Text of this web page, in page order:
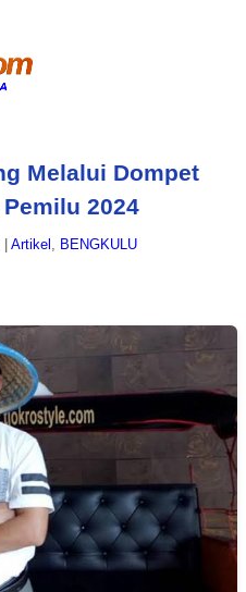
Melalui Dompet
2024
Artikel , BENGKULU